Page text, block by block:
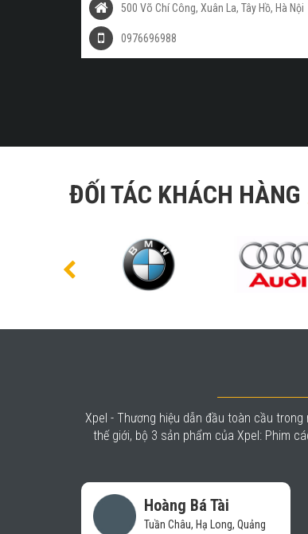
500 Võ Chí Công, Xuân La, Tây Hồ, Hà Nội
0976696988
ĐỐI TÁC KHÁCH HÀNG
Xpel - Thương hiệu dẫn đầu toàn cầu
thế giới, bộ 3 sản phẩm của Xpel: Phim
Vũ Mạnh Báu
Hệ thống chăm sóc xe- Auto